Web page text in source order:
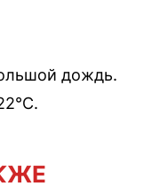
дождь.